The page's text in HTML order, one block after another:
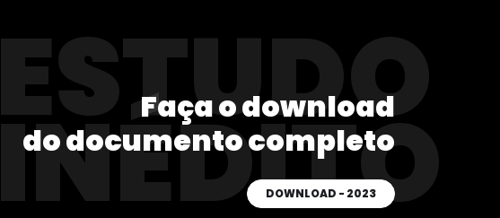
ESTUDO
INÉDITO
Faça o download
do documento completo
DOWNLOAD - 2023